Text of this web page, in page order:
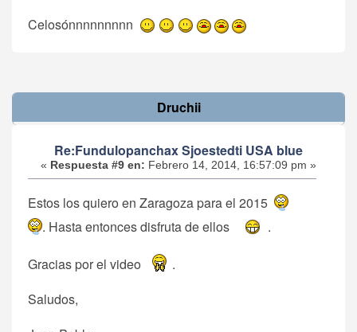
Celosónnnnnnnnn
Druchii
Re:Fundulopanchax Sjoestedti USA blue
« Respuesta #9 en: Febrero 14, 2014, 16:57:09 pm »
Estos los quiero en Zaragoza para el 2015
. Hasta entonces disfruta de ellos
.
Gracias por el video
.
Saludos,